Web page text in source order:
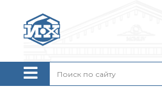
Жизнь и выдающиеся
моменты научной
деятельности
Н. Д. Зелинского
История ИОХ РАН